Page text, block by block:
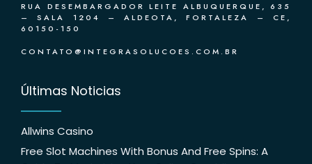
Últimas Noticias
Allwins Casino
Free Slot Machines With Bonus And Free Spins: A
RUA DESEMBARGADOR LEITE ALBUQUERQUE, 635
– SALA 1204 – ALDEOTA, FORTALEZA – CE,
60150-150
CONTATO@INTEGRASOLUCOES.COM.BR